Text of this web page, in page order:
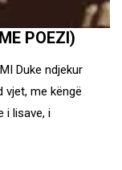
POEZI)
Duke ndjekur
vjet, me këngë
i lisave, i